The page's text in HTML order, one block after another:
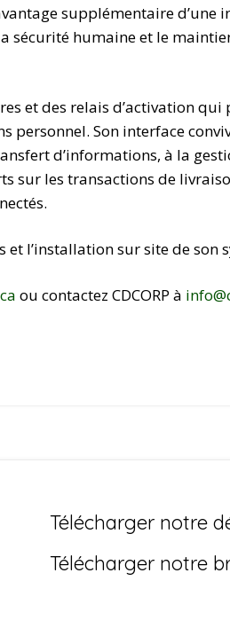
supplémentaire d’une
humaine et le
et des relais d’activation qui
personnel. Son interface
d’informations, à la
sur les transactions de
l’installation sur site de son
ou contactez CDCORP à
Télécharger notre
Télécharger notre